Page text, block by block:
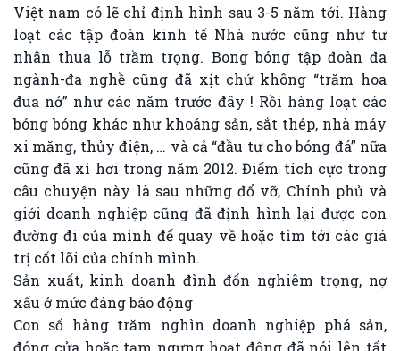
Việt nam có lẽ chỉ định hình sau 3-5 năm tới. Hàng
loạt các tập đoàn kinh tế Nhà nước cũng như tư
nhân thua lỗ trầm trọng. Bong bóng tập đoàn đa
ngành-đa nghề cũng đã xịt chứ không “trăm hoa
đua nở” như các năm trước đây ! Rồi hàng loạt các
bóng bóng khác như khoáng sản, sắt thép, nhà máy
xi măng, thủy điện, … và cả “đầu tư cho bóng đá” nữa
cũng đã xì hơi trong năm 2012. Điểm tích cực trong
câu chuyện này là sau những đổ vỡ, Chính phủ và
giới doanh nghiệp cũng đã định hình lại được con
đường đi của mình để quay về hoặc tìm tới các giá
trị cốt lõi của chính mình.
Sản xuất, kinh doanh đình đốn nghiêm trọng, nợ
xấu ở mức đáng báo động
Con số hàng trăm nghìn doanh nghiệp phá sản,
đóng cửa hoặc tạm ngưng hoạt động đã nói lên tất